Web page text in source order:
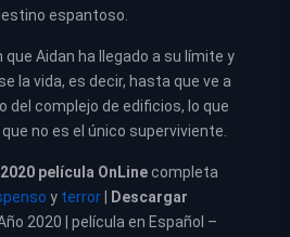
espantoso.
que Aidan ha llegado a su límite y
la vida, es decir, hasta que ve a
del complejo de edificios, lo que
no es el único superviviente.
película OnLinecompleta
y terror
Descargar
Año 2020 | película en Español –